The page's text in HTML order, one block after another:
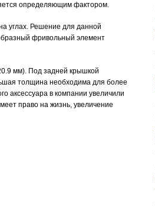
определяющим фактором.
углах. Решение для данной
фривольный элемент
мм). Под задней крышкой
толщина необходима для более
аксессуара в компании увеличили
право на жизнь, увеличение